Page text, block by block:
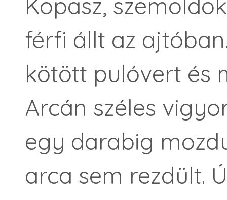
férfi állt az
kötött pulóvert és
Arcán széles
egy darabig
arca sem rezdült.